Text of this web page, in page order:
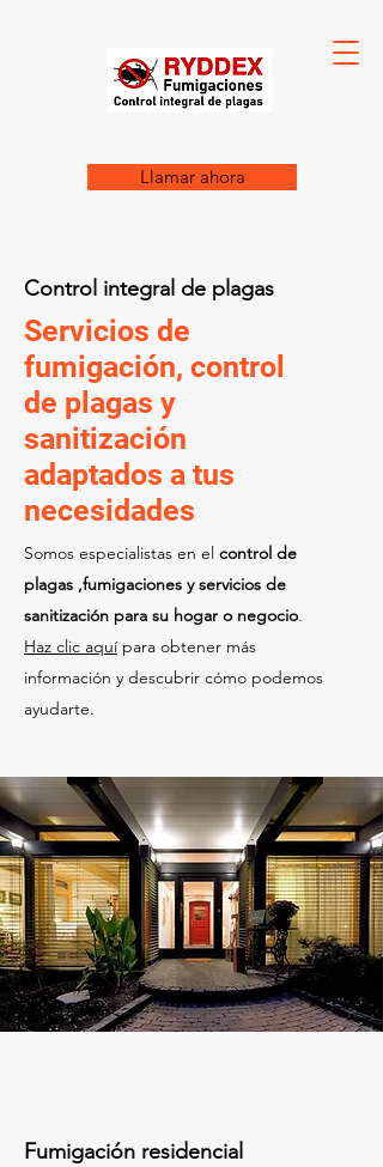
Llamar ahora
Control integral de plagas
Servicios de
fumigación, control
de plagas y
sanitización
adaptados a tus
necesidades
Somos especialistas en el control de
plagas ,fumigaciones y servicios de
sanitización para su hogar o negocio.
Haz clic aquípara obtener más
información y descubrir cómo podemos
ayudarte.
Fumigación residencial